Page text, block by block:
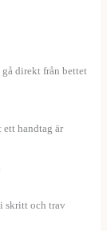
direkt från bettet
ett handtag är
skritt och trav